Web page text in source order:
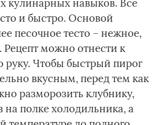
кулинарных навыков. Все
и быстро. Основой
песочное тесто – нежное,
Рецепт можно отнести к
руку. Чтобы быстрый пирог
вкусным, перед тем как
разморозить клубнику,
на полке холодильника, а